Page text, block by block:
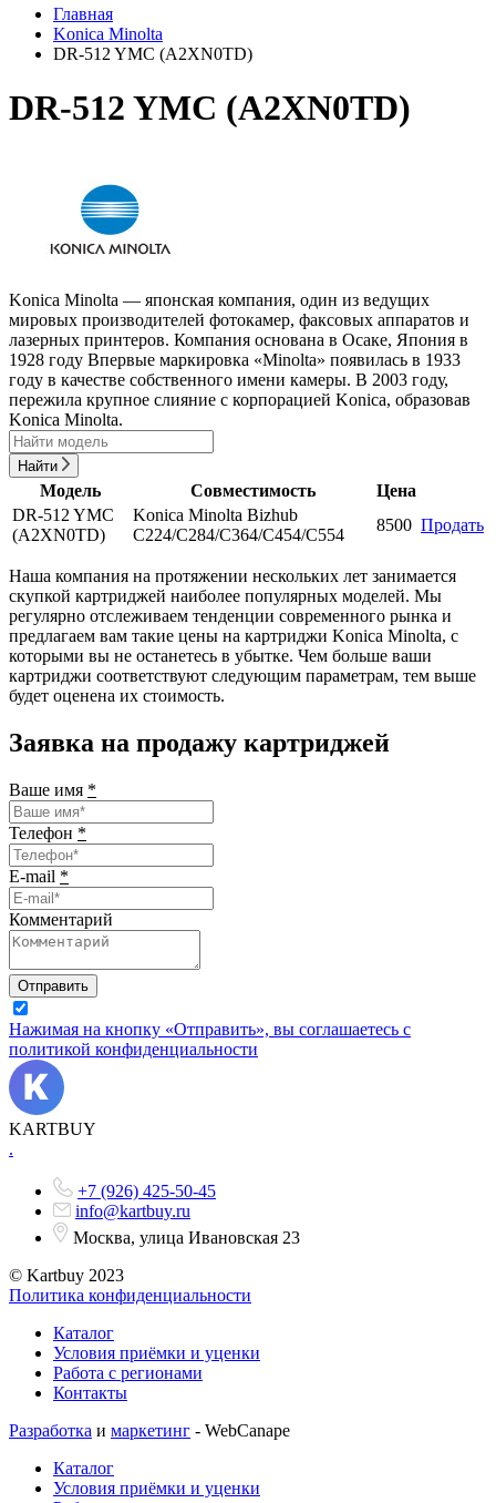
Главная
Konica Minolta
DR-512 YMC (A2XN0TD)
DR-512 YMC (A2XN0TD)
Konica Minolta — японская компания, один из ведущих
мировых производителей фотокамер, факсовых аппаратов и
лазерных принтеров. Компания основана в Осаке, Япония в
1928 году Впервые маркировка «Minolta» появилась в 1933
году в качестве собственного имени камеры. В 2003 году,
пережила крупное слияние с корпорацией Konica, образовав
Konica Minolta.
Найти
Модель Совместимость
Цена
DR-512 YMC
(A2XN0TD)
Konica Minolta Bizhub
C224/C284/C364/C454/C554
8500 Продать
Наша компания на протяжении нескольких лет занимается
скупкой картриджей наиболее популярных моделей. Мы
регулярно отслеживаем тенденции современного рынка и
предлагаем вам такие цены на картриджи Konica Minolta, с
которыми вы не останетесь в убытке. Чем больше ваши
картриджи соответствуют следующим параметрам, тем выше
будет оценена их стоимость.
Заявка на продажу картриджей
Ваше имя *
Телефон *
E-mail *
Комментарий
Отправить
Нажимая на кнопку «Отправить», вы соглашаетесь с
политикой конфиденциальности
KARTBUY
.
+7 (926) 425-50-45
info@kartbuy.ru
Москва, улица Ивановская 23
© Kartbuy 2023
Политика конфиденциальности
Каталог
Условия приёмки и уценки
Работа с регионами
Контакты
Разработка и маркетинг - WebCanape
Каталог
Условия приёмки и уценки